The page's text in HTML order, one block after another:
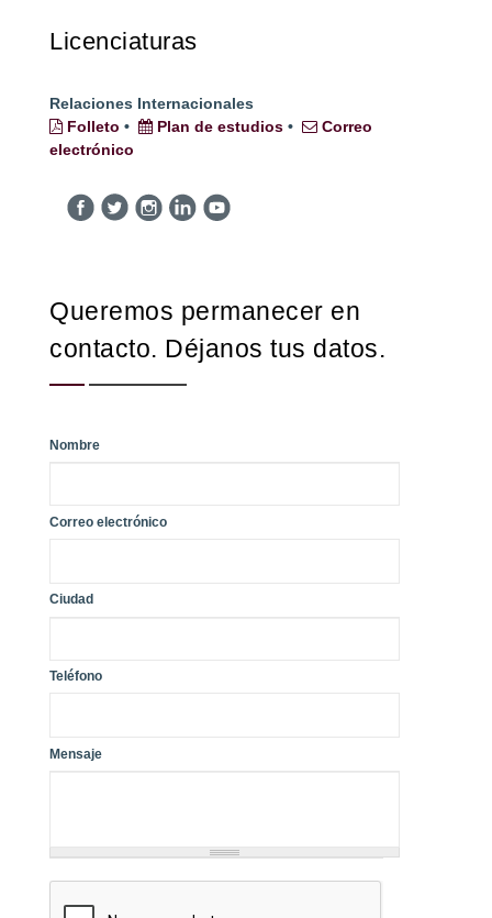
Licenciaturas
Relaciones Internacionales
Folleto • Plan de estudios •
Correo
electrónico
Queremos permanecer en
contacto. Déjanos tus datos.
Nombre
Nombre
Correo electrónico
Correo electrónico
Ciudad
Ciudad
Teléfono
Mensaje
Mensaje